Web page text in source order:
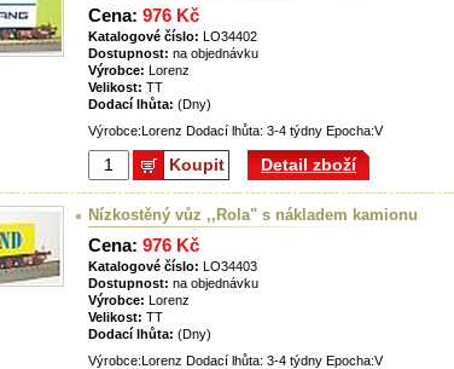
Cena: 976 Kč
Katalogové číslo: LO34402
Dostupnost: na objednávku
Výrobce: Lorenz
Velikost: TT
Dodací lhůta: (Dny)
Výrobce:Lorenz Dodací lhůta: 3-4 týdny Epocha:V
Koupit Detail zboží
Nízkostěný vůz ,,Rola" s nákladem kamionu
Cena: 976 Kč
Katalogové číslo: LO34403
Dostupnost: na objednávku
Výrobce: Lorenz
Velikost: TT
Dodací lhůta: (Dny)
Výrobce:Lorenz Dodací lhůta: 3-4 týdny Epocha:V